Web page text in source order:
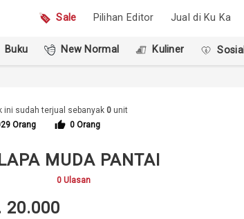
Sale Pilihan Editor Jual di Ku Ka
Buku New Normal Kuliner Sosial
ini sudah terjual sebanyak 0 unit
Orang thumb_up 0 Orang
MUDA PANTAI
0 Ulasan
20.000